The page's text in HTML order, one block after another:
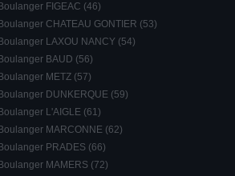
FIGEAC (46)
CHATEAU GONTIER (53)
LAXOU NANCY (54)
BAUD (56)
METZ (57)
DUNKERQUE (59)
L'AIGLE (61)
MARCONNE (62)
PRADES (66)
MAMERS (72)